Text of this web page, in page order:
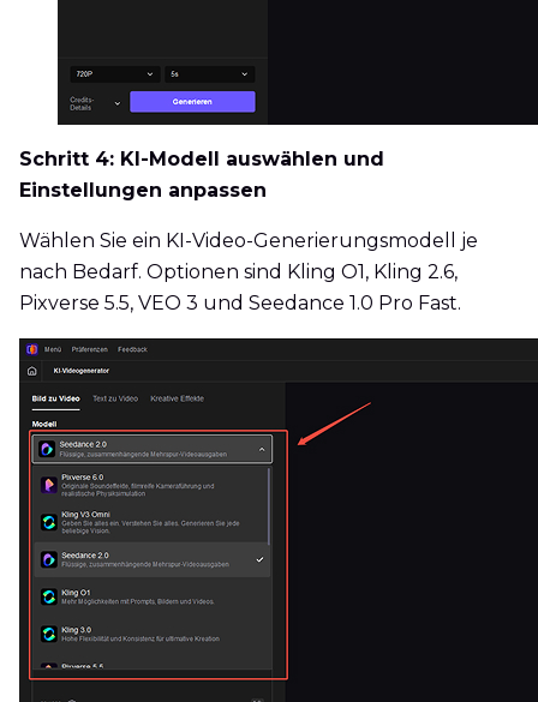
Schritt 4: KI-Modell auswählen und
Einstellungen anpassen
Wählen Sie ein KI-Video-Generierungsmodell je
nach Bedarf. Optionen sind Kling O1, Kling 2.6,
Pixverse 5.5, VEO 3 und Seedance 1.0 Pro Fast.